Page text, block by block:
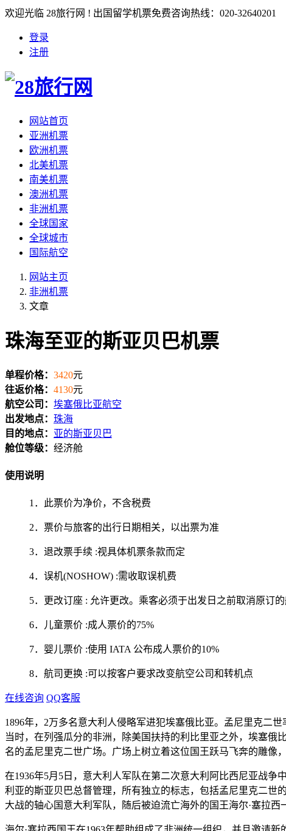
欢迎光临 28旅行网 ! 出国留学机票免费咨询热线：020-32640201
登录
注册
网站首页
亚洲机票
欧洲机票
北美机票
南美机票
澳洲机票
非洲机票
全球国家
全球城市
国际航空
网站主页
非洲机票
文章
珠海至亚的斯亚贝巴机票
单程价格： 3420元
往返价格： 4130元
航空公司： 埃塞俄比亚航空
出发地点： 珠海
目的地点： 亚的斯亚贝巴
舱位等级： 经济舱
使用说明
1．此票价为净价，不含税费
2．票价与旅客的出行日期相关，以出票为准
3．退改票手续 :视具体机票条款而定
4．误机(NOSHOW) :需收取误机费
5．更改订座 : 允许更改。乘客必须于出发日之前取消原订
6．儿童票价 :成人票价的75%
7．婴儿票价 :使用 IATA 公布成人票价的10%
8．航司更换 :可以按客户要求改变航空公司和转机点
在线咨询 QQ客服
1896年，2万多名意大利人侵略军进犯埃塞俄比亚。孟尼里克二
当时，在列强瓜分的非洲，除美国扶持的利比里亚之外，埃塞
名的孟尼里克二世广场。广场上树立着这位国王跃马飞奔的雕像
在1936年5月5日，意大利人军队在第二次意大利阿比西尼亚战争
利亚的斯亚贝巴总督管理，所有独立的标志，包括孟尼里克二世
大战的轴心国意大利军队，随后被迫流亡海外的国王海尔·塞拉